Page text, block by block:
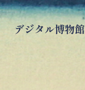
デジタル博物館